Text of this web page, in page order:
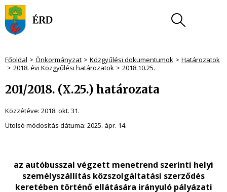
Főoldal Önkormányzat Közgyűlési dokumentumok
Határozatok
2018. évi Közgyűlési határozatok
2018.10.25.
201/2018. (X.25.) határozata
Közzétéve: 2018. okt. 31.
Utolsó módosítás dátuma: 2025. ápr. 14.
az autóbusszal végzett menetrend szerinti helyi
személyszállítás közszolgáltatási szerződés
keretében történő ellátására irányuló pályázati